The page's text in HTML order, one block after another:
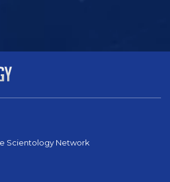
Scientology Network